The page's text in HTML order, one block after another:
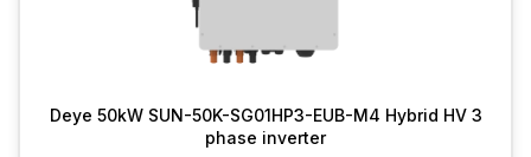
Deye 50kW SUN-50K-SG01HP3-EUB-M4 Hybrid HV 3
phase inverter